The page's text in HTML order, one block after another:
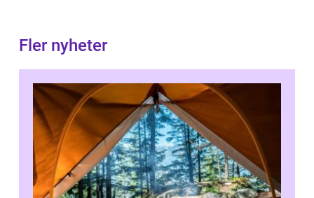
Fler nyheter